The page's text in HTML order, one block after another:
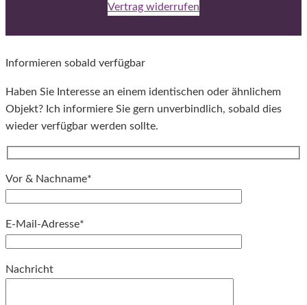
Vertrag widerrufen
Informieren sobald verfügbar
Haben Sie Interesse an einem identischen oder ähnlichem
Objekt? Ich informiere Sie gern unverbindlich, sobald dies
wieder verfügbar werden sollte.
Vor & Nachname*
E-Mail-Adresse*
Nachricht